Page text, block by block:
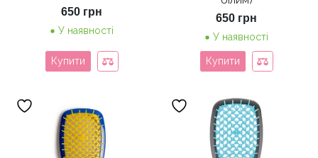
650 грн
У наявності
Купити
650 грн
У наявності
Купити